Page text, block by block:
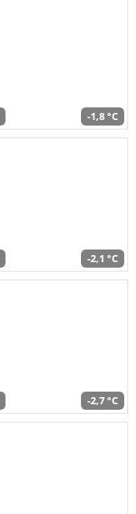
-1,8 °C
-2,1 °C
-2,7 °C